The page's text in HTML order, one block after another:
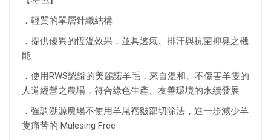
．輕質的單層針織結構
．提供優異的恆溫效果，並具透氣、排汗與抗菌抑臭之機
能
．使用RWS認證的美麗諾羊毛，來自溫和、不傷害羊隻的
人道經營之農場，符合綠色生產、友善環境的永續發展
．強調溯源農場不使用羊尾褶皺部切除法，進一步減少羊
隻痛苦的 Mulesing Free